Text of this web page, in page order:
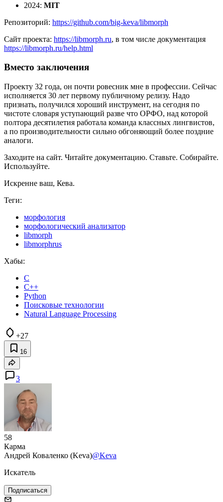
2024: MIT
Репозиторий: https://github.com/big-keva/libmorph
Сайт проекта: https://libmorph.ru, в том числе документация
https://libmorph.ru/help.html
Вместо заключения
Проекту 32 года, он почти ровесник мне в профессии. Сейчас
исполняется 30 лет первому публичному релизу. Надо
признать, получился хороший инструмент, на сегодня по
чистоте словаря уступающий разве что ОРФО, над которой
полтора десятилетия работала команда классных лингвистов,
а по производительности сильно обгоняющий более поздние
аналоги.
Заходите на сайт. Читайте документацию. Ставьте. Собирайте.
Используйте.
Искренне ваш, Кева.
Теги:
морфология
морфологический анализатор
libmorph
libmorphrus
Хабы:
C
C++
Python
Поисковые технологии
Natural Language Processing
+27
16
3
58
Карма
Андрей Коваленко (Keva)@Keva
Искатель
Подписаться